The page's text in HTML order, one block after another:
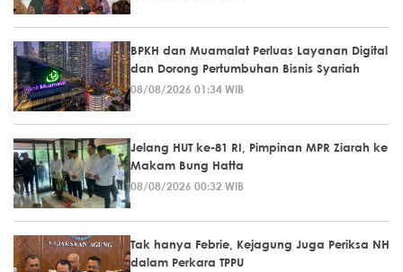
BPKH dan Muamalat Perluas Layanan Digital
dan Dorong Pertumbuhan Bisnis Syariah
08/08/2026 01:34 WIB
Jelang HUT ke-81 RI, Pimpinan MPR Ziarah ke
Makam Bung Hatta
08/08/2026 00:32 WIB
Tak hanya Febrie, Kejagung Juga Periksa NH
dalam Perkara TPPU